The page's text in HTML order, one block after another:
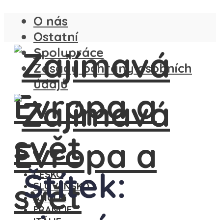
O nás
Ostatní
Spolupráce
Zásady ochrany osobních
údajů
ČESKO
SLOVENSKO
ANGLIE
FRANCIE
Štítek: